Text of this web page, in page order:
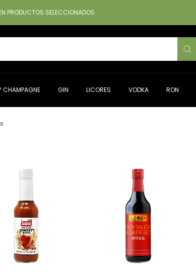
PRODUCTOS SELECCIONADOS
CHAMPAGNE GIN LICORES VODKA RON